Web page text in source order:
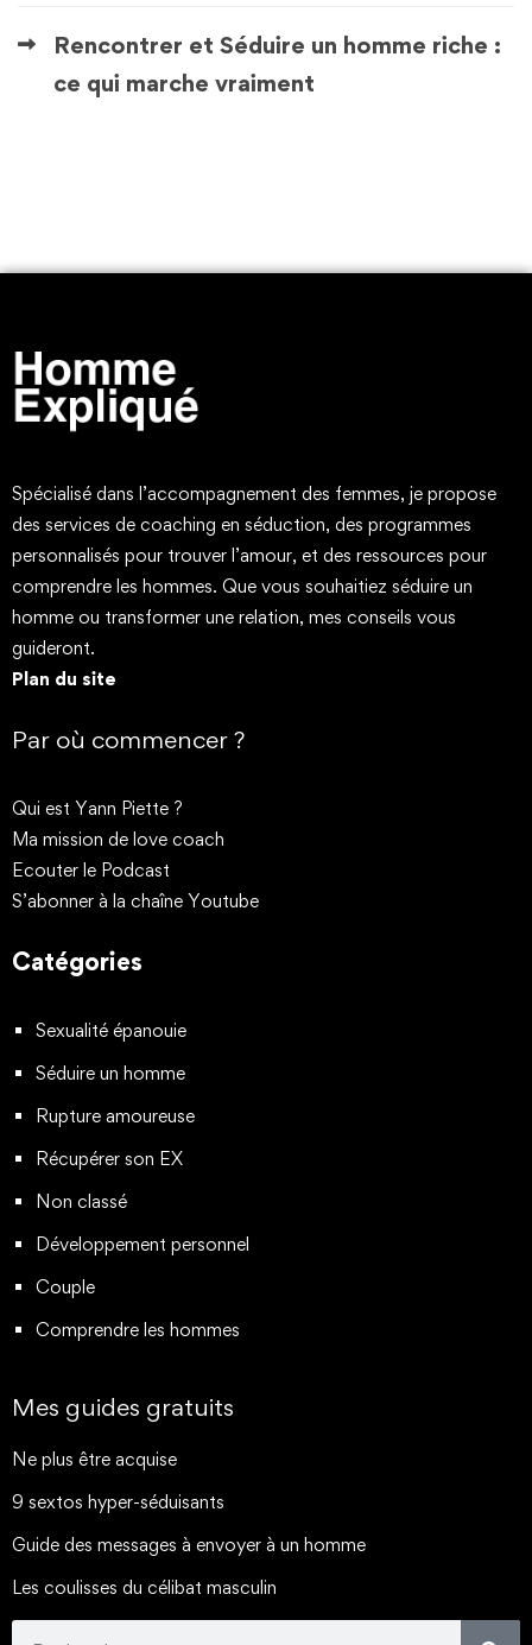
Rencontrer et Séduire un homme riche :
ce qui marche vraiment
Spécialisé dans l’accompagnement des femmes, je propose
des services de coaching en séduction, des programmes
personnalisés pour trouver l’amour, et des ressources pour
comprendre les hommes. Que vous souhaitiez séduire un
homme ou transformer une relation, mes conseils vous
guideront.
Plan du site
Par où commencer ?
Qui est Yann Piette ?
Ma mission de love coach
Ecouter le Podcast
S’abonner à la chaîne Youtube
Catégories
Sexualité épanouie
Séduire un homme
Rupture amoureuse
Récupérer son EX
Non classé
Développement personnel
Couple
Comprendre les hommes
Mes guides gratuits
Ne plus être acquise
9 sextos hyper-séduisants
Guide des messages à envoyer à un homme
Les coulisses du célibat masculin